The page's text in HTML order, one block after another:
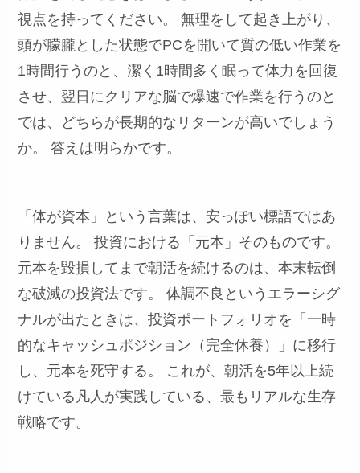
視点を持ってください。 無理をして起き上がり、
頭が朦朧とした状態でPCを開いて質の低い作業を
1時間行うのと、潔く1時間多く眠って体力を回復
させ、翌日にクリアな脳で爆速で作業を行うのと
では、どちらが長期的なリターンが高いでしょう
か。 答えは明らかです。
「体が資本」という言葉は、安っぽい標語ではあ
りません。 投資における「元本」そのものです。
元本を毀損してまで朝活を続けるのは、本末転倒
な破滅の投資法です。 体調不良というエラーシグ
ナルが出たときは、投資ポートフォリオを「一時
的なキャッシュポジション（完全休養）」に移行
し、元本を死守する。 これが、朝活を5年以上続
けている凡人が実践している、最もリアルな生存
戦略です。